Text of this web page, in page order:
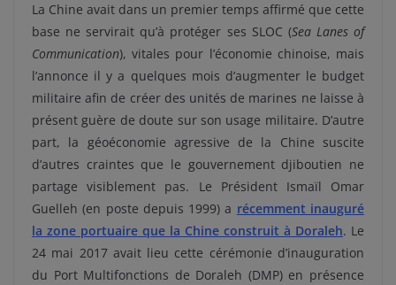
La Chine avait dans un premier temps affirmé que cette
base ne servirait qu’à protéger ses SLOC (Sea Lanes of
Communication), vitales pour l’économie chinoise, mais
l’annonce il y a quelques mois d’augmenter le budget
militaire afin de créer des unités de marines ne laisse à
présent guère de doute sur son usage militaire. D’autre
part, la géoéconomie agressive de la Chine suscite
d’autres craintes que le gouvernement djiboutien ne
partage visiblement pas. Le Président Ismaïl Omar
Guelleh (en poste depuis 1999) a récemment inauguré
la zone portuaire que la Chine construit à Doraleh. Le
24 mai 2017 avait lieu cette cérémonie d’inauguration
du Port Multifonctions de Doraleh (DMP) en présence